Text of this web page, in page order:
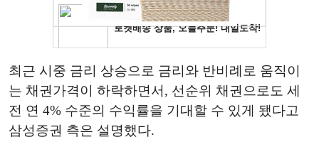
최근 시중 금리 상승으로 금리와 반비례로 움직이
는 채권가격이 하락하면서, 선순위 채권으로도 세
전 연 4% 수준의 수익률을 기대할 수 있게 됐다고
삼성증권 측은 설명했다.